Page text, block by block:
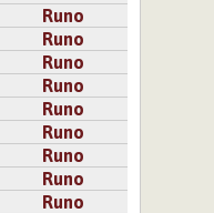
Runo
Runo
Runo
Runo
Runo
Runo
Runo
Runo
Runo